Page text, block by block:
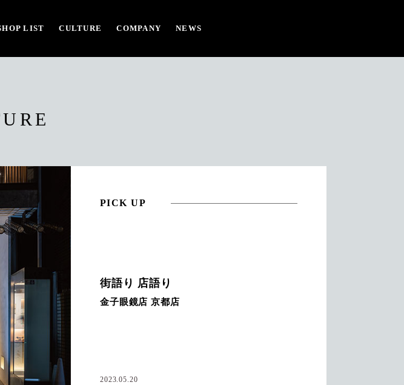
LIST CULTURE COMPANY NEWS
PICK UP
街語り 店語り
金子眼鏡店 京都店
2023.05.20